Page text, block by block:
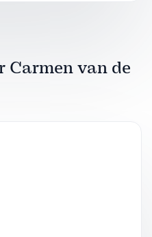
op met en voor
Carmen van de